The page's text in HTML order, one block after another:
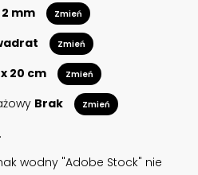
2 mm Zmień
Zmień
20 cm Zmień
Brak Zmień
wodny "Adobe Stock" nie